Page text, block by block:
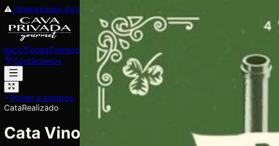
⚠¿Sospechoso de buen gusto? Únete a
InicioTiendaEventosTrayectoriaSuscripciones
Contáctenos
Volver a eventos
CataRealizado
Cata Vinos de Altura